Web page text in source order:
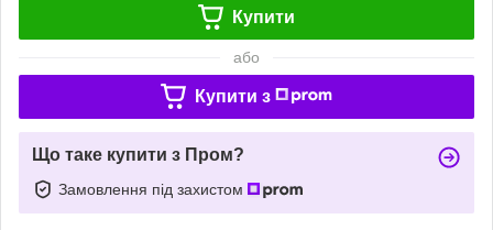
Купити
або
Купити з
Що таке купити з Пром?
Замовлення під захистом